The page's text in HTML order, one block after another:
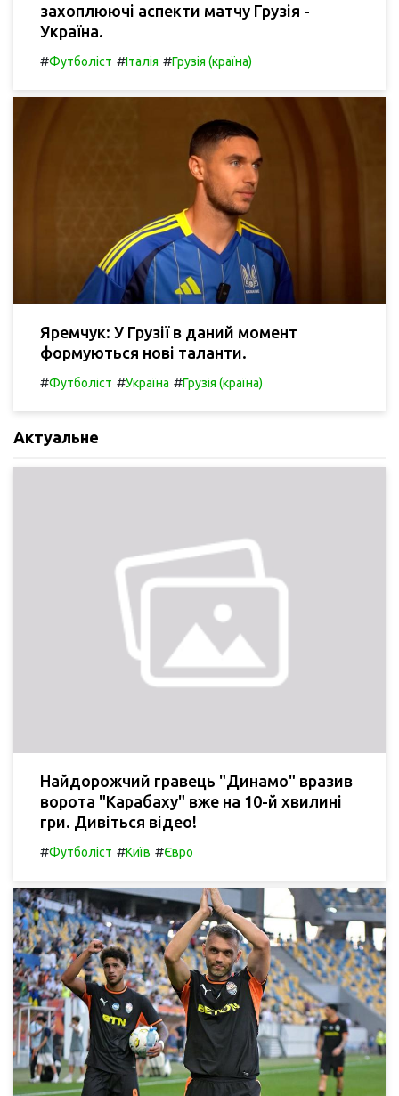
захоплюючі аспекти матчу Грузія -
Україна.
#Футболіст #Італія #Грузія (країна)
Яремчук: У Грузії в даний момент
формуються нові таланти.
#Футболіст #Україна #Грузія (країна)
Актуальне
Найдорожчий гравець "Динамо" вразив
ворота "Карабаху" вже на 10-й хвилині
гри. Дивіться відео!
#Футболіст #Київ #Євро